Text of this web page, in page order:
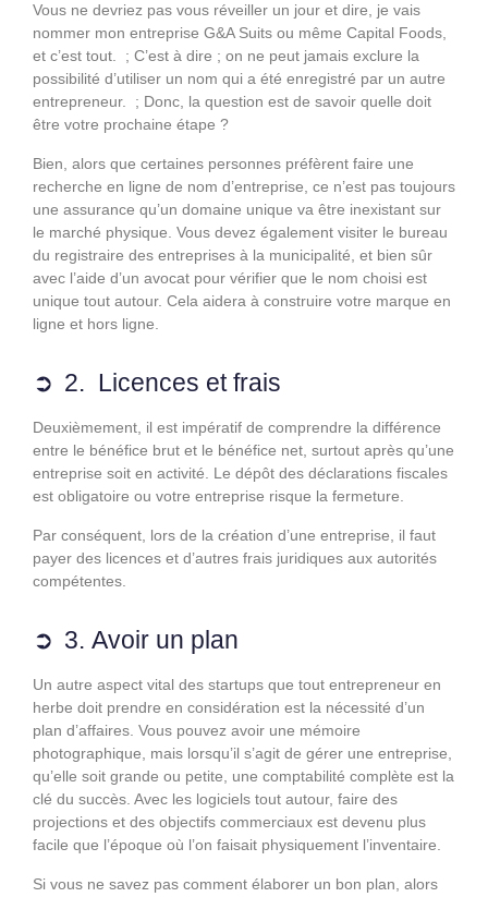
Vous ne devriez pas vous réveiller un jour et dire, je vais
nommer mon entreprise G&A Suits ou même Capital Foods,
et c’est tout. ; C’est à dire ; on ne peut jamais exclure la
possibilité d’utiliser un nom qui a été enregistré par un autre
entrepreneur. ; Donc, la question est de savoir quelle doit
être votre prochaine étape ?
Bien, alors que certaines personnes préfèrent faire une
recherche en ligne de nom d’entreprise, ce n’est pas toujours
une assurance qu’un domaine unique va être inexistant sur
le marché physique. Vous devez également visiter le bureau
du registraire des entreprises à la municipalité, et bien sûr
avec l’aide d’un avocat pour vérifier que le nom choisi est
unique tout autour. Cela aidera à construire votre marque en
ligne et hors ligne.
2. Licences et frais
Deuxièmement, il est impératif de comprendre la différence
entre le bénéfice brut et le bénéfice net, surtout après qu’une
entreprise soit en activité. Le dépôt des déclarations fiscales
est obligatoire ou votre entreprise risque la fermeture.
Par conséquent, lors de la création d’une entreprise, il faut
payer des licences et d’autres frais juridiques aux autorités
compétentes.
3. Avoir un plan
Un autre aspect vital des startups que tout entrepreneur en
herbe doit prendre en considération est la nécessité d’un
plan d’affaires. Vous pouvez avoir une mémoire
photographique, mais lorsqu’il s’agit de gérer une entreprise,
qu’elle soit grande ou petite, une comptabilité complète est la
clé du succès. Avec les logiciels tout autour, faire des
projections et des objectifs commerciaux est devenu plus
facile que l’époque où l’on faisait physiquement l’inventaire.
Si vous ne savez pas comment élaborer un bon plan, alors